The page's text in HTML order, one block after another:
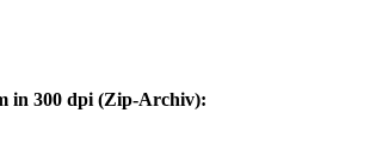
in 300 dpi (Zip-Archiv):